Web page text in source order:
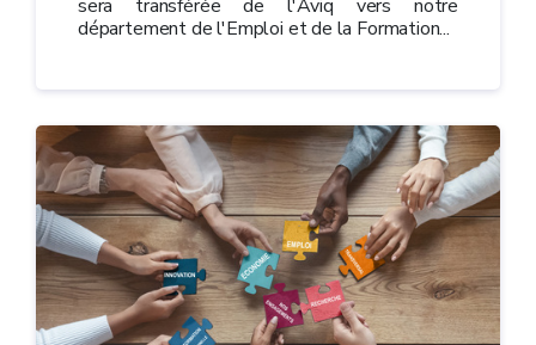
sera transférée de l'Aviq vers notre
département de l'Emploi et de la Formation...